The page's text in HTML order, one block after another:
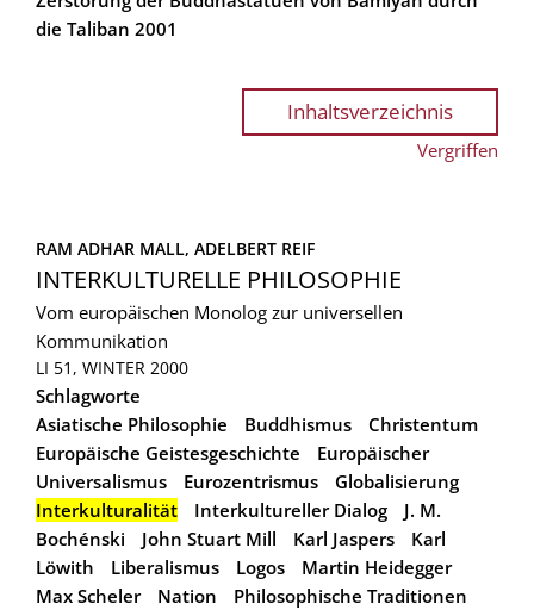
die Taliban 2001
Inhaltsverzeichnis
Vergriffen
RAM ADHAR MALL, ADELBERT REIF
INTERKULTURELLE PHILOSOPHIE
Vom europäischen Monolog zur universellen
Kommunikation
LI 51, WINTER 2000
Schlagworte
Asiatische Philosophie
Buddhismus
Christentum
Europäische Geistesgeschichte
Europäischer
Universalismus
Eurozentrismus
Globalisierung
Interkulturalität
Interkultureller Dialog
J. M.
Bochénski
John Stuart Mill Karl Jaspers
Karl
Löwith
Liberalismus Logos
Martin Heidegger
Max Scheler
Nation
Philosophische Traditionen